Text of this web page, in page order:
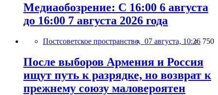
Медиаобозрение: С 16:00 6 августа
до 16:00 7 августа 2026 года
Постсоветское пространство, 07 августа, 10:26 750
После выборов Армения и Россия
ищут путь к разрядке, но возврат к
прежнему союзу маловероятен